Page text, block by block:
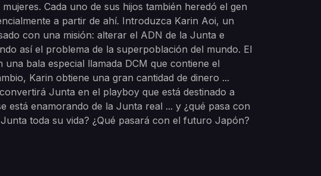
Cada uno de sus hijos también heredó el gen
a partir de ahí. Introduzca Karin Aoi, un
con una misión: alterar el ADN de la Junta e
así el problema de la superpoblación del mundo. El
bala especial llamada DCM que contiene el
Karin obtiene una gran cantidad de dinero ...
Junta en el playboy que está destinado a
está enamorando de la Junta real ... y ¿qué pasa con
toda su vida? ¿Qué pasará con el futuro Japón?